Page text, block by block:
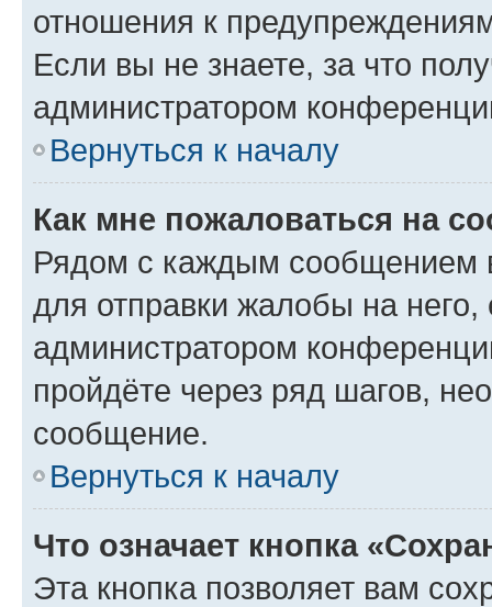
отношения к
Если вы не знаете, за что
администратором
Вернуться к началу
Как мне пожаловаться на
Рядом с каждым сообщением
для отправки жалобы на
администратором
пройдёте через ряд шагов,
сообщение.
Вернуться к началу
Что означает кнопка
Эта кнопка позволяет вам